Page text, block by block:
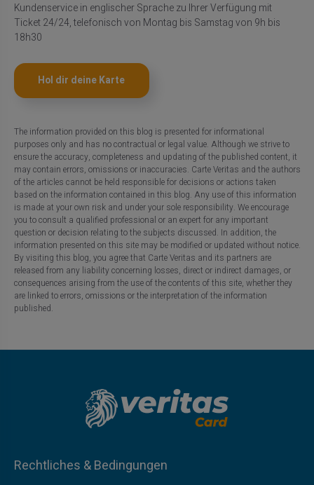
Kundenservice in englischer Sprache zu Ihrer Verfügung mit
Ticket 24/24, telefonisch von Montag bis Samstag von 9h bis
18h30
Hol dir deine Karte
The information provided on this blog is presented for informational
purposes only and has no contractual or legal value. Although we strive to
ensure the accuracy, completeness and updating of the published content, it
may contain errors, omissions or inaccuracies. Carte Veritas and the authors
of the articles cannot be held responsible for decisions or actions taken
based on the information contained in this blog. Any use of this information
is made at your own risk and under your sole responsibility. We encourage
you to consult a qualified professional or an expert for any important
question or decision relating to the subjects discussed. In addition, the
information presented on this site may be modified or updated without notice.
By visiting this blog, you agree that Carte Veritas and its partners are
released from any liability concerning losses, direct or indirect damages, or
consequences arising from the use of the contents of this site, whether they
are linked to errors, omissions or the interpretation of the information
published.
Rechtliches & Bedingungen